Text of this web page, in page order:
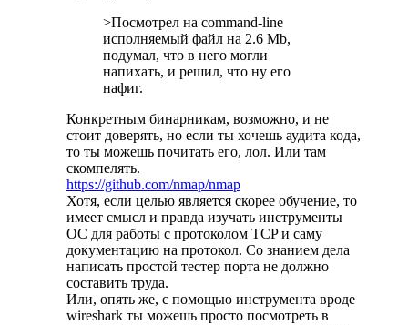
>Посмотрел на command-line
исполняемый файл на 2.6 Mb,
подумал, что в него могли
напихать, и решил, что ну его
нафиг.
Конкретным бинарникам, возможно, и не
стоит доверять, но если ты хочешь аудита кода,
то ты можешь почитать его, лол. Или там
скомпелять.
https://github.com/nmap/nmap
Хотя, если целью является скорее обучение, то
имеет смысл и правда изучать инструменты
ОС для работы с протоколом TCP и саму
документацию на протокол. Со знанием дела
написать простой тестер порта не должно
составить труда.
Или, опять же, с помощью инструмента вроде
wireshark ты можешь просто посмотреть в